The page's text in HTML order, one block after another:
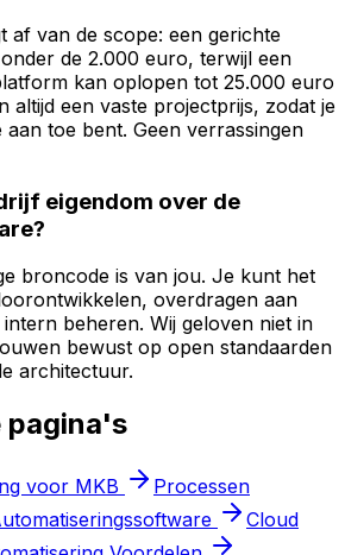
af van de scope: een gerichte
de 2.000 euro, terwijl een
kan oplopen tot 25.000 euro
altijd een vaste projectprijs, zodat je
toe bent. Geen verrassingen
eigendom over de
broncode is van jou. Je kunt het
overdragen aan
beheren. Wij geloven niet in
bewust op open standaarden
architectuur.
pagina's
voor MKB
Processen
Cloud